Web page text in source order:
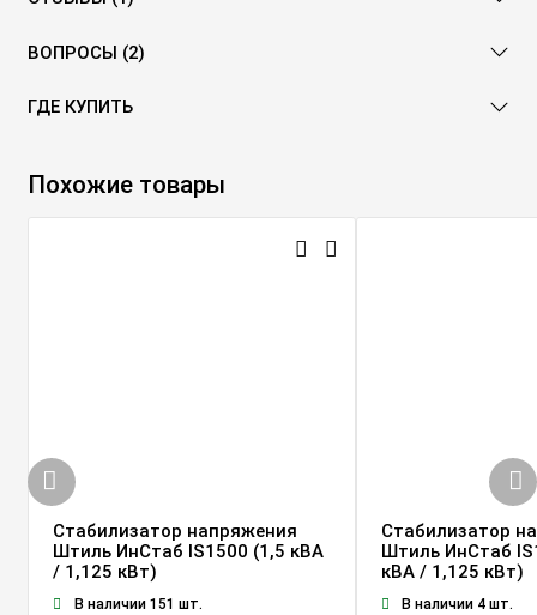
ВОПРОСЫ (2)
ГДЕ КУПИТЬ
Похожие товары
Стабилизатор напряжения
Штиль ИнСтаб IS1500 (1,5 кВА
/ 1,125 кВт)
В наличии 151 шт.
Стабилизатор
Штиль ИнСтаб
кВА / 1,125 кВт)
В наличии 4 шт.